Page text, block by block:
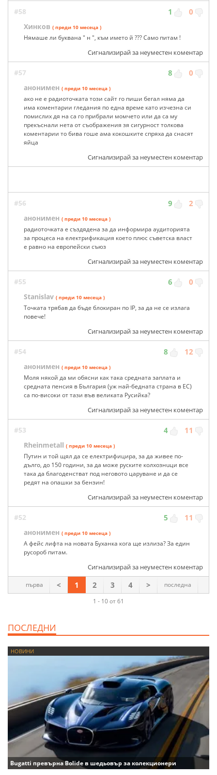
#58 1 0
Хинков ( преди 10 месеца )
Нямаше ли буквана " н ", към името й ??? Само питам !
Сигнализирай за неуместен коментар
#57 8 0
анонимен ( преди 10 месеца )
ако не е радиоточката този сайт го пиши бегал няма да
има коментарии гледания по една време като изчезна си
помислих дя на са го прибрали момчето или да са му
прекъснали нета от съображения зя сигурност толкова
коментарии то бива гоше ама кокошките спряха да снасят
яйца
Сигнализирай за неуместен коментар
#56 9 2
анонимен ( преди 10 месеца )
радиоточката е създядена за да информира аудиторията
за процеса на електрификация което плюс съветска власт
е равно на европейски съюз
Сигнализирай за неуместен коментар
#55 6 0
Stanislav ( преди 10 месеца )
Точката трябав да бъде блокиран по IP, за да не се излага
повече!
Сигнализирай за неуместен коментар
#54 8 12
анонимен ( преди 10 месеца )
Моля някой да ми обясни как така средната заплата и
средната пенсия в България (уж най-бедната страна в ЕС)
са по-високи от тази във великата Русийка?
Сигнализирай за неуместен коментар
#53 4 11
Rheinmetall ( преди 10 месеца )
Пyтин и той щял да се електрифицира, за да живее по-
дълго, до 150 години, за да може руските кoлхoзнuци все
така да благоденстват под неговото царуване и да се
редят на опашки за бензин!
Сигнализирай за неуместен коментар
#52 5 11
анонимен ( преди 10 месеца )
A фейс лифта на новата Буханка кога ще излиза? За един
русороб питам.
Сигнализирай за неуместен коментар
1 - 10 от 61
първа < 1 2 3 4 > последна
ПОСЛЕДНИ
НОВИНИ
Bugatti превърна Bolide в шедьовър за колекционери